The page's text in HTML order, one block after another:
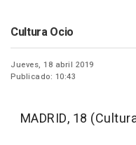
Cultura Ocio
Jueves, 18 abril 2019
Publicado: 10:43
MADRID, 18